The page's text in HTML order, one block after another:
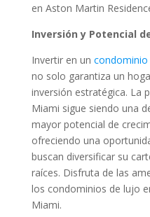
en Aston Martin
Inversión y Potencial
Invertir en un condominio
no solo garantiza un
inversión estratégica. La
Miami sigue siendo una
mayor potencial de
ofreciendo una
buscan diversificar su
raíces. Disfruta de las
los condominios de lujo
Miami.